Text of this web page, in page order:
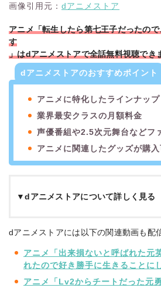
画像引用元： dアニメストア
アニメ「転生したら第七王子だったの
す
」はdアニメストアで全話無料視聴でき
dアニメストアのおすすめポイント
アニメに特化したラインナップ
業界最安クラスの月額料金
声優番組や2.5次元舞台などフ
アニメに関連したグッズが購
▼dアニメストアについて詳しく見る
dアニメストアは、ドコモが運営するア
アニメもいち早く視聴できます。声優
像、2.5次元舞台などアニメに関連し
ており、ファンが楽しめる要素が盛り
dアニメストアには以下の関連動画も配
アニメ「出来損ないと呼ばれた元
れたので好き勝手に生きることに
アニメ「Lv2からチートだった元